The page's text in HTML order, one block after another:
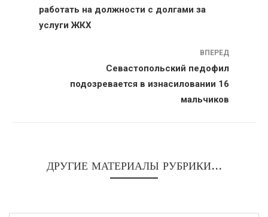
работать на должности с долгами за
услуги ЖКХ
ВПЕРЕД
Севастопольский педофил
подозревается в изнасиловании 16
мальчиков
ДРУГИЕ МАТЕРИАЛЫ РУБРИКИ...